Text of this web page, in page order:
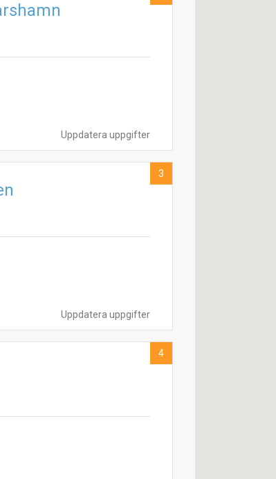
Uppdatera uppgifter
Uppdatera uppgifter
3
4